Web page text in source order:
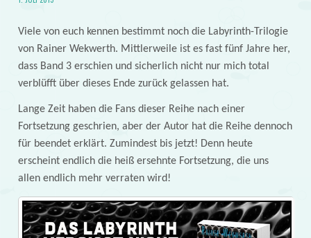
Viele von euch kennen bestimmt noch die Labyrinth-Trilogie
von Rainer Wekwerth. Mittlerweile ist es fast fünf Jahre her,
dass Band 3 erschien und sicherlich nicht nur mich total
verblüfft über dieses Ende zurück gelassen hat.
Lange Zeit haben die Fans dieser Reihe nach einer
Fortsetzung geschrien, aber der Autor hat die Reihe dennoch
für beendet erklärt. Zumindest bis jetzt! Denn heute
erscheint endlich die heiß ersehnte Fortsetzung, die uns
allen endlich mehr verraten wird!